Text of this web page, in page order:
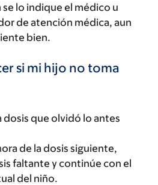
se lo indique el médico u
de atención médica, aun
bien.
si mi hijo no toma
dosis que olvidó lo antes
de la dosis siguiente,
faltante y continúe con el
del niño.